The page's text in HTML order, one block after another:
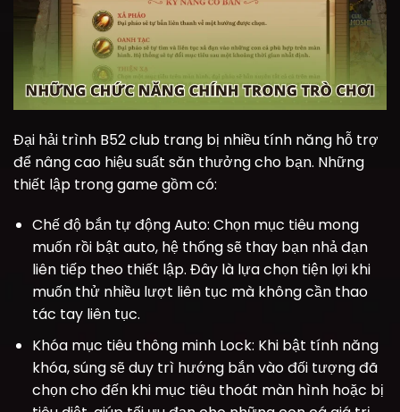
Đại hải trình B52 club trang bị nhiều tính năng hỗ trợ
để nâng cao hiệu suất săn thưởng cho bạn. Những
thiết lập trong game gồm có:
Chế độ bắn tự động Auto: Chọn mục tiêu mong
muốn rồi bật auto, hệ thống sẽ thay bạn nhả đạn
liên tiếp theo thiết lập. Đây là lựa chọn tiện lợi khi
muốn thử nhiều lượt liên tục mà không cần thao
tác tay liên tục.
Khóa mục tiêu thông minh Lock: Khi bật tính năng
khóa, súng sẽ duy trì hướng bắn vào đối tượng đã
chọn cho đến khi mục tiêu thoát màn hình hoặc bị